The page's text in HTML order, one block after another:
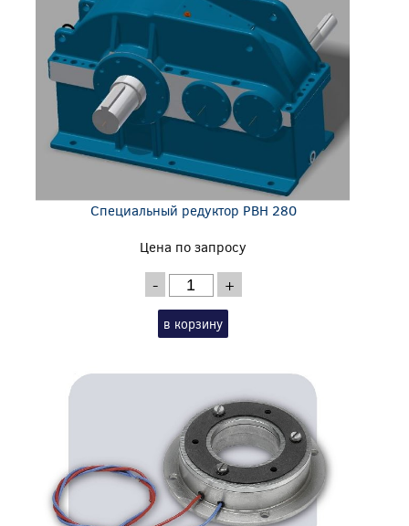
Специальный редуктор PBH 280
Цена по запросу
- +
в корзину